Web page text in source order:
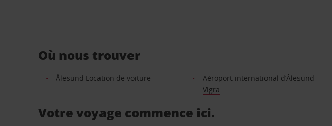
Où nous trouver
Ålesund Location de voiture
Aéroport international d’Ålesund
Vigra
Votre voyage commence ici.